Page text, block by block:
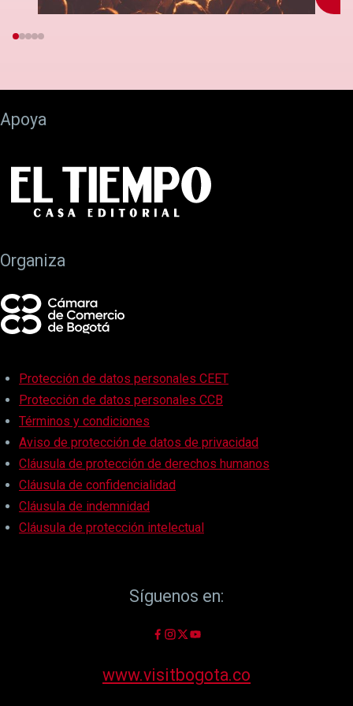
Apoya
Organiza
Protección de datos personales CEET
Protección de datos personales CCB
Términos y condiciones
Aviso de protección de datos de privacidad
Cláusula de protección de derechos humanos
Cláusula de confidencialidad
Cláusula de indemnidad
Cláusula de protección intelectual
Síguenos en:
www.visitbogota.co